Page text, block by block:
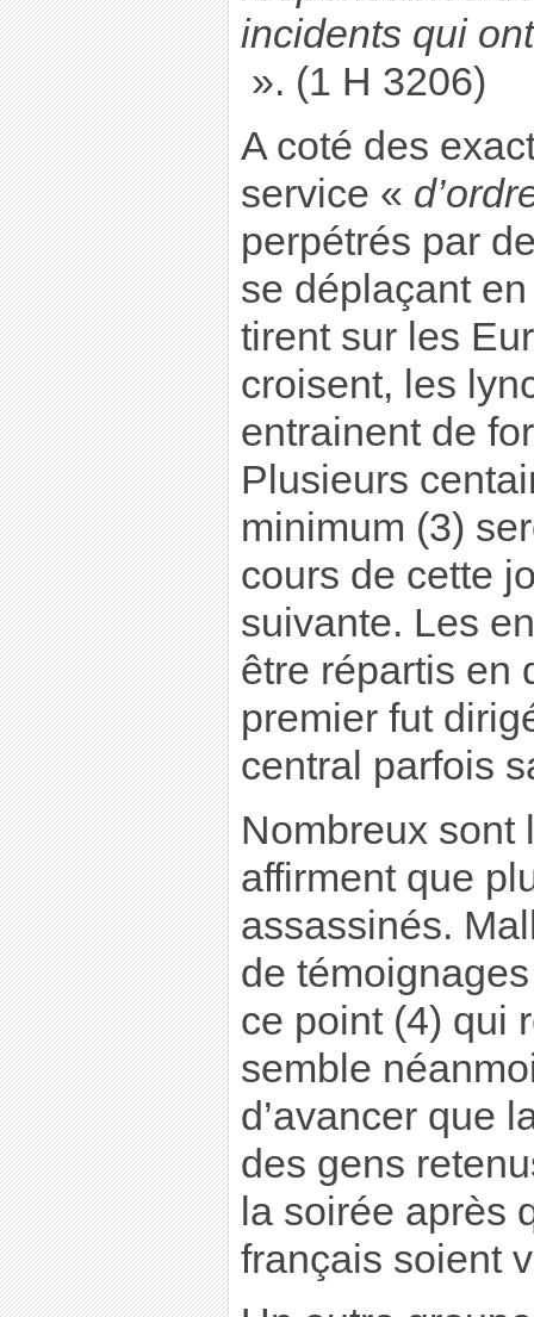
incidents qui
». (1 H 3206)
A coté des
service «
perpétrés par
se déplaçant
tirent sur les
croisent, les
entrainent de
Plusieurs
minimum (3)
cours de cette
suivante. Les
être répartis en
premier fut
central parfois
Nombreux sont
affirment que
assassinés.
de
ce point (4) qui
semble
d’avancer que
des gens
la soirée après
français soient